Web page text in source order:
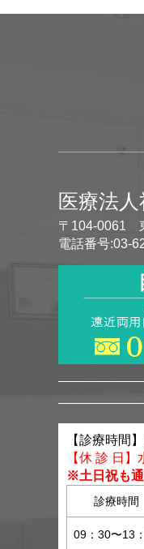
医療法
〒104-0061
電話番号:03-
【診療時間
【休 診 日】
※土日祝も通
診療時間
09：30〜13